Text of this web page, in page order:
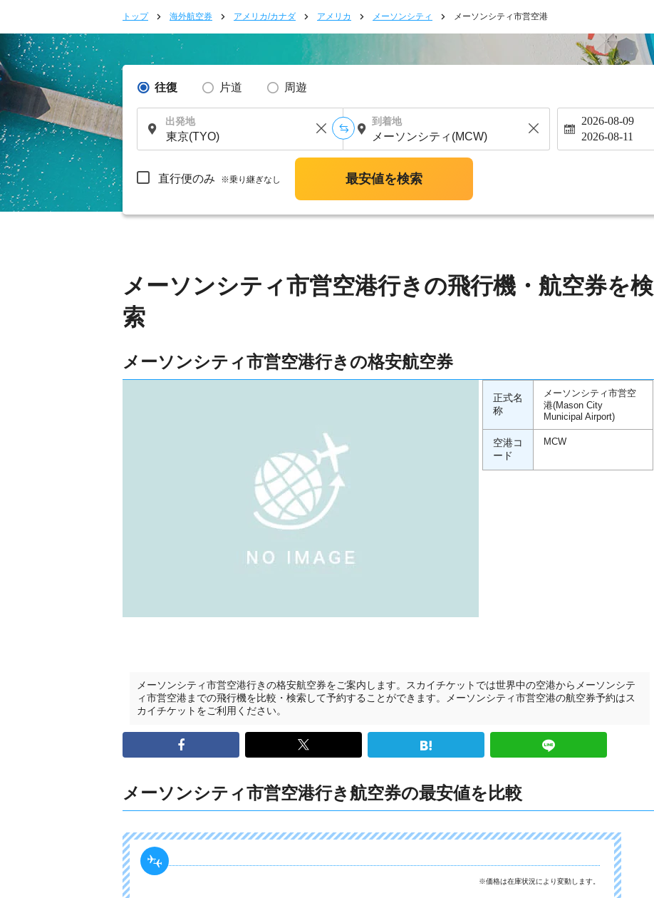
トップ 海外航空券 アメリカ/カナダ アメリカ メーソンシティ メーソンシティ市営空港
往復 片道 周遊
出発地 到着地 2026-08-09
2026-08-11
直行便のみ ※乗り継ぎなし 最安値を検索
メーソンシティ市営空港行きの飛行機・航空券を検
索
メーソンシティ市営空港行きの格安航空券
正式名
称
メーソンシティ市営空
港(Mason City
Municipal Airport)
空港コ
ード
MCW
メーソンシティ市営空港行きの格安航空券をご案内します。スカイチケットでは世界中の空港からメーソンシテ
ィ市営空港までの飛行機を比較・検索して予約することができます。メーソンシティ市営空港の航空券予約はス
カイチケットをご利用ください。
メーソンシティ市営空港行き航空券の最安値を比較
※価格は在庫状況により変動します。